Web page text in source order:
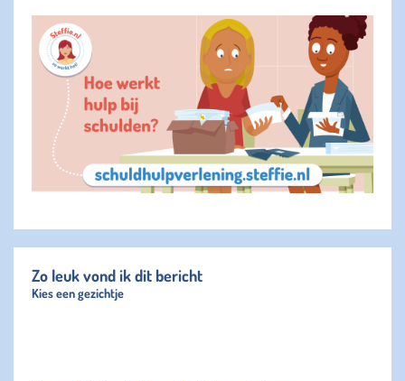
Zo leuk vond ik dit bericht
Kies een gezichtje